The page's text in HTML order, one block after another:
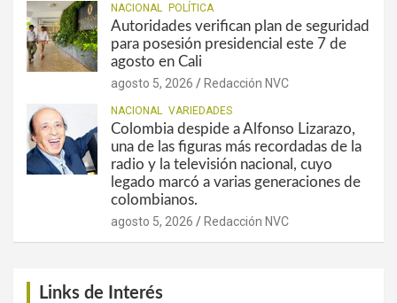
NACIONAL POLÍTICA
Autoridades verifican plan de seguridad
para posesión presidencial este 7 de
agosto en Cali
agosto 5, 2026 Redacción NVC
NACIONAL VARIEDADES
Colombia despide a Alfonso Lizarazo,
una de las figuras más recordadas de la
radio y la televisión nacional, cuyo
legado marcó a varias generaciones de
colombianos.
agosto 5, 2026 Redacción NVC
Links de Interés